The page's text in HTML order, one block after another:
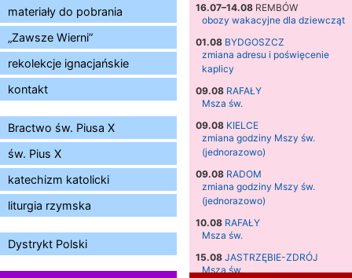
materiały do pobrania
„Zawsze Wierni”
rekolekcje ignacjańskie
kontakt
Bractwo św. Piusa X
św. Pius X
katechizm katolicki
liturgia rzymska
Dystrykt Polski
16.07–14.08 REMBÓW
obozy wakacyjne dla dziewcząt
01.08 BYDGOSZCZ
zmiana adresu i poświęcenie
kaplicy
09.08 RAFAŁY
Msza św.
09.08 KIELCE
zmiana godziny Mszy św.
(jednorazowo)
09.08 RADOM
zmiana godziny Mszy św.
(jednorazowo)
10.08 RAFAŁY
Msza św.
15.08 JASTRZĘBIE-ZDRÓJ
Msza św.